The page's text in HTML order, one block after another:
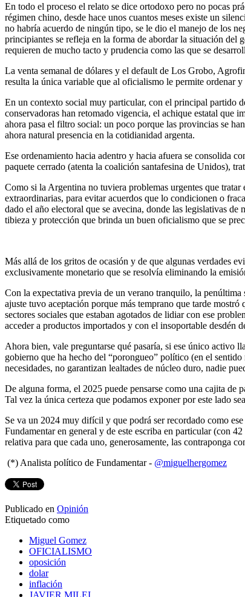
En todo el proceso el relato se dice ortodoxo pero no pocas
régimen chino, desde hace unos cuantos meses existe un
no habría acuerdo de ningún tipo, se le dio el manejo de los
principiantes se refleja en la forma de abordar la situación
requieren de mucho tacto y prudencia como las que se
La venta semanal de dólares y el default de Los Grobo,
resulta la única variable que al oficialismo le permite ordenar
En un contexto social muy particular, con el principal partido
conservadoras han retomado vigencia, el achique estatal que
ahora pasa el filtro social: un poco porque las provincias se
ahora natural presencia en la cotidianidad argenta.
Ese ordenamiento hacia adentro y hacia afuera se consolida
paquete cerrado (atenta la coalición santafesina de Unidos),
Como si la Argentina no tuviera problemas urgentes que
extraordinarias, para evitar acuerdos que lo condicionen o
dado el año electoral que se avecina, donde las legislativas
tibieza y protección que brinda un buen oficialismo que se
Más allá de los gritos de ocasión y de que algunas verdades
exclusivamente monetario que se resolvía eliminando la
Con la expectativa previa de un verano tranquilo, la
ajuste tuvo aceptación porque más temprano que tarde
sectores sociales que estaban agotados de lidiar con ese
acceder a productos importados y con el insoportable desdén
Ahora bien, vale preguntarse qué pasaría, si ese único activo
gobierno que ha hecho del “porongueo” político (en el
necesidades, no garantizan lealtades de núcleo duro, nadie
De alguna forma, el 2025 puede pensarse como una cajita de
Tal vez la única certeza que podamos exponer por este lado
Se va un 2024 muy difícil y que podrá ser recordado como
Fundamentar en general y de este escriba en particular (con
relativa para que cada uno, generosamente, las contraponga
(*) Analista político de Fundamentar - @miguelhergomez
Publicado en Opinión
Etiquetado como
Miguel Gomez
OFICIALISMO
oposición
dolar
inflación
JAVIER MILEI